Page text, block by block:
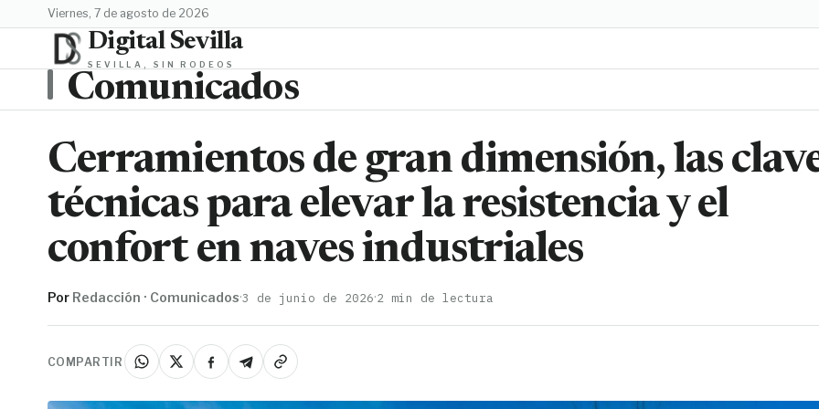
viernes, 7 de agosto de 2026
Digital Sevilla
SEVILLA, SIN RODEOS
Comunicados
Cerramientos de gran dimensión, las
técnicas para elevar la resistencia y el
confort en naves industriales
Por Redacción · Comunicados·3 de junio de 2026·2 min de lectura
COMPARTIR